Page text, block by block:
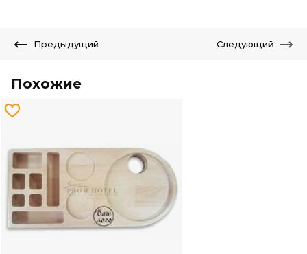
Предыдущий Следующий
Похожие